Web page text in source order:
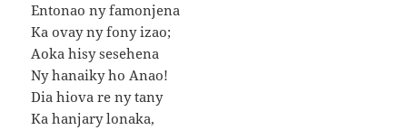
Entonao ny famonjena
Ka ovay ny fony izao;
Aoka hisy sesehena
Ny hanaiky ho Anao!
Dia hiova re ny tany
Ka hanjary lonaka,